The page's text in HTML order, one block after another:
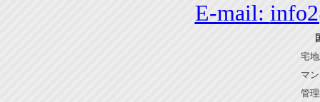
E-mail:
宅
マ
管